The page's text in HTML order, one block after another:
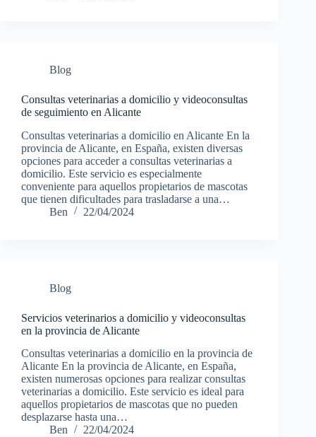
Blog
Consultas veterinarias a domicilio y videoconsultas
de seguimiento en Alicante
Consultas veterinarias a domicilio en Alicante En la
provincia de Alicante, en España, existen diversas
opciones para acceder a consultas veterinarias a
domicilio. Este servicio es especialmente
conveniente para aquellos propietarios de mascotas
que tienen dificultades para trasladarse a una…
Ben
22/04/2024
Blog
Servicios veterinarios a domicilio y videoconsultas
en la provincia de Alicante
Consultas veterinarias a domicilio en la provincia de
Alicante En la provincia de Alicante, en España,
existen numerosas opciones para realizar consultas
veterinarias a domicilio. Este servicio es ideal para
aquellos propietarios de mascotas que no pueden
desplazarse hasta una…
Ben
22/04/2024